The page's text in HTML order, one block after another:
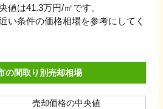
値は41.3万円/㎡です。
い条件の価格相場を参考にしてく
の間取り別売却相場
売却価格の中央値